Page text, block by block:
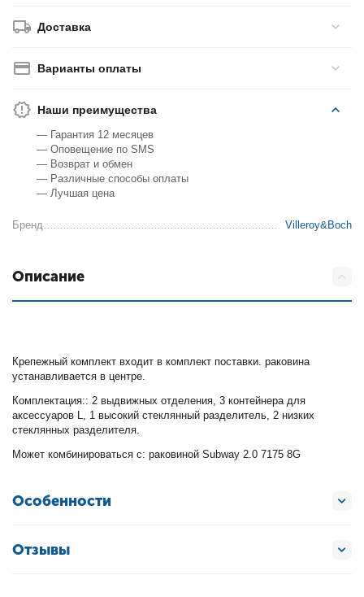
Доставка
Варианты оплаты
Наши преимущества
— Гарантия 12 месяцев
— Оповещение по SMS
— Возврат и обмен
— Различные способы оплаты
— Лучшая цена
Бренд Villeroy&Boch
Описание
Крепежный комплект входит в комплект поставки. раковина
устанавливается в центре.
Комплектация:: 2 выдвижных отделения, 3 контейнера для
аксессуаров L, 1 высокий стеклянный разделитель, 2 низких
стеклянных разделителя.
Может комбинироваться с: раковиной Subway 2.0 7175 8G
Особенности
Отзывы